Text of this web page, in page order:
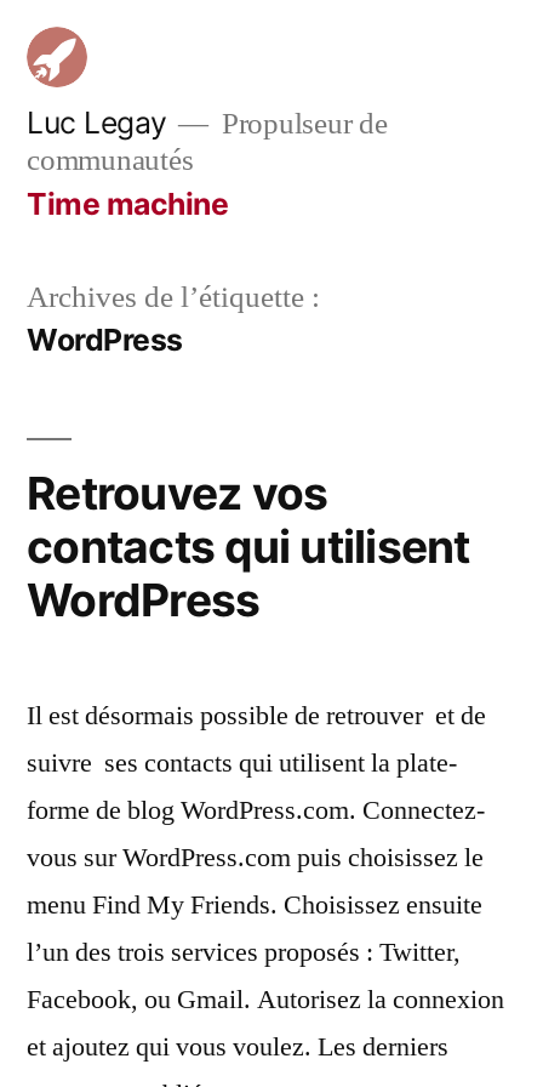
Aller
contenu
Luc Legay
Propulseur de
communautés
Time machine
Archives de l’étiquette :
WordPress
Retrouvez vos
contacts qui utilisent
WordPress
Il est désormais possible de retrouver  et de
suivre  ses contacts qui utilisent la plate-
forme de blog WordPress.com. Connectez-
vous sur WordPress.com puis choisissez le
menu Find My Friends. Choisissez ensuite
l’un des trois services proposés : Twitter,
Facebook, ou Gmail. Autorisez la connexion
et ajoutez qui vous voulez. Les derniers